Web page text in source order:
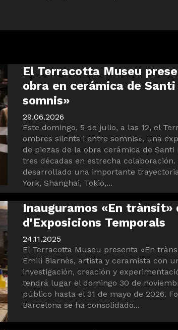
El Terracotta Museu
obra en cerámica de
somnis»
29.06.2026
Este domingo, 5 de julio, a las 12, el
ombres silents i entre somnis», una
de piezas de la obra cerámica de
tres décadas en estrecha colaboración.
desarrollado una importante
York, Shanghai, Tokio,...
Inauguramos «En trànsit»
d'Exposicions Temporals
24.11.2025
El Terracotta Museu presenta «En
Emili Biarnès, artista y ceramista con
investigación, creación y
tendrá lugar el domingo 30 de
público hasta el 31 de mayo de 2026.
Barcelona se ha consolidado...